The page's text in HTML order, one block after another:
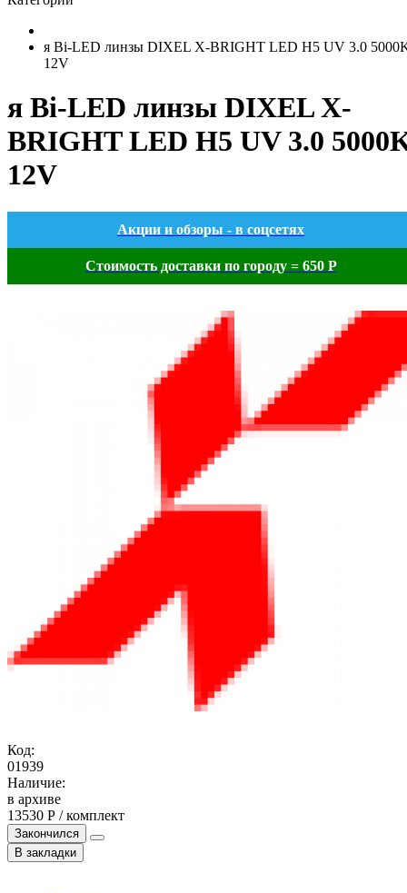
я Bi-LED линзы DIXEL X-BRIGHT LED H5 UV 3.0
12V
я Bi-LED линзы DIXEL X-
BRIGHT LED H5 UV 3.0
12V
Акции и обзоры - в соцсетях
Стоимость доставки по городу = 650 Р
Код:
01939
Наличие:
в архиве
13530 Р / комплект
Закончился
В закладки